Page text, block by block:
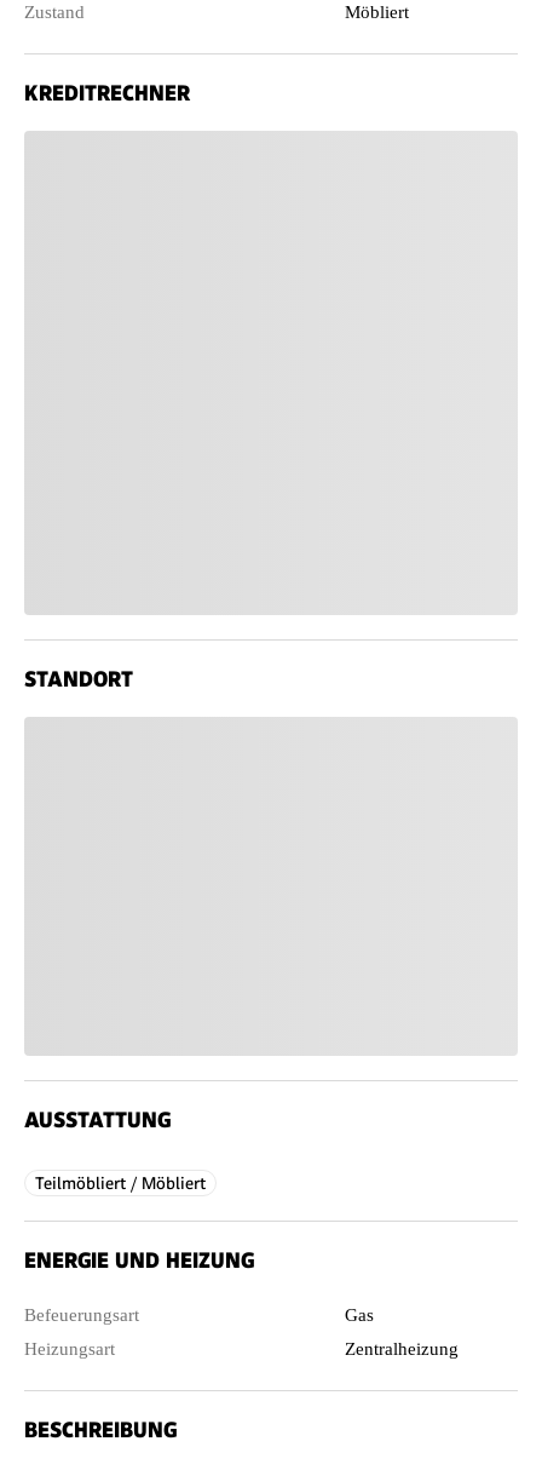
Zustand
Möbliert
KREDITRECHNER
STANDORT
AUSSTATTUNG
Teilmöbliert / Möbliert
ENERGIE UND HEIZUNG
Befeuerungsart
Gas
Heizungsart
Zentralheizung
BESCHREIBUNG